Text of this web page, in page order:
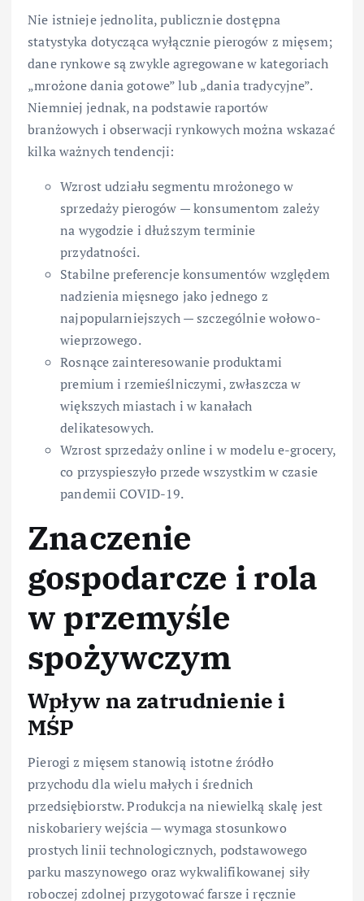
Nie istnieje jednolita, publicznie dostępna
statystyka dotycząca wyłącznie pierogów z mięsem;
dane rynkowe są zwykle agregowane w kategoriach
„mrożone dania gotowe” lub „dania tradycyjne”.
Niemniej jednak, na podstawie raportów
branżowych i obserwacji rynkowych można wskazać
kilka ważnych tendencji:
Wzrost udziału segmentu mrożonego w
sprzedaży pierogów — konsumentom zależy
na wygodzie i dłuższym terminie
przydatności.
Stabilne preferencje konsumentów względem
nadzienia mięsnego jako jednego z
najpopularniejszych — szczególnie wołowo-
wieprzowego.
Rosnące zainteresowanie produktami
premium i rzemieślniczymi, zwłaszcza w
większych miastach i w kanałach
delikatesowych.
Wzrost sprzedaży online i w modelu e-grocery,
co przyspieszyło przede wszystkim w czasie
pandemii COVID-19.
Znaczenie
gospodarcze i rola
w przemyśle
spożywczym
Wpływ na zatrudnienie i
MŚP
Pierogi z mięsem stanowią istotne źródło
przychodu dla wielu małych i średnich
przedsiębiorstw. Produkcja na niewielką skalę jest
niskobariery wejścia — wymaga stosunkowo
prostych linii technologicznych, podstawowego
parku maszynowego oraz wykwalifikowanej siły
roboczej zdolnej przygotować farsze i ręcznie